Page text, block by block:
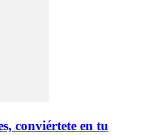
conviértete en tu